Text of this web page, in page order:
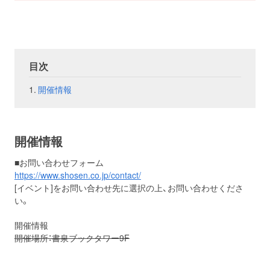
目次
開催情報
開催情報
■お問い合わせフォーム
https://www.shosen.co.jp/contact/
[イベント]をお問い合わせ先に選択の上、お問い合わせくださ
い。
開催情報
開催場所：書泉ブックタワー9F